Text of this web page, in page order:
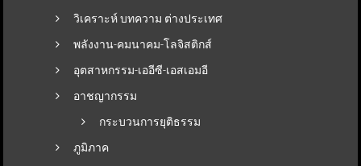
วิเคราะห์ บทความ ต่างประเทศ
พลังงาน-คมนาคม-โลจิสติกส์
อุตสาหกรรม-เออีซี-เอสเอมอี
อาชญากรรม
กระบวนการยุติธรรม
ภูมิภาค